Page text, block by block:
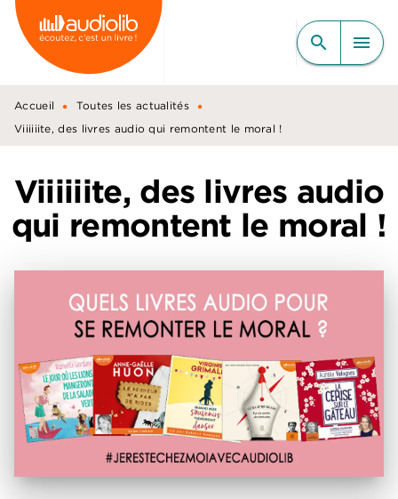
MENU RECHERCHE
CONTENU
PIED DE PAGE
search menu
Accueil • Toutes les actualités •
Viiiiiite, des livres audio qui remontent le moral !
Viiiiiite, des livres audio
qui remontent le moral !